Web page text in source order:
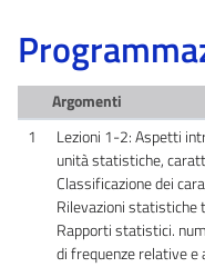
Argomenti
1
Lezioni 1-2: Aspetti
unità statistiche,
Classificazione dei
Rilevazioni statistiche
Rapporti statistici.
di frequenze relative e